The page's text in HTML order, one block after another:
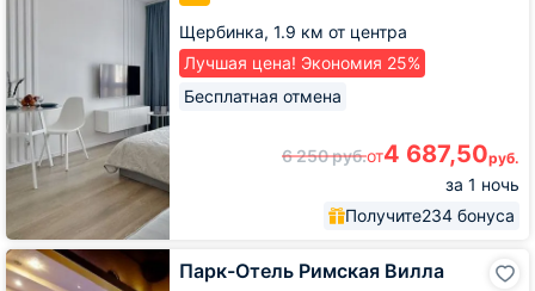
Щербинка, 1.9 км от центра
Лучшая цена! Экономия 25%
Бесплатная отмена
6 250руб.от4 687,50руб.
за 1 ночь
Получите234 бонуса
Парк-Отель Римская Вилла
Парк-
Отель